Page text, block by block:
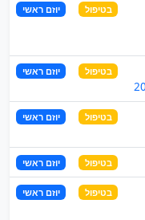
בטיפול יוזם ראשי
בטיפול יוזם ראשי
בטיפול יוזם ראשי
בטיפול יוזם ראשי
בטיפול יוזם ראשי